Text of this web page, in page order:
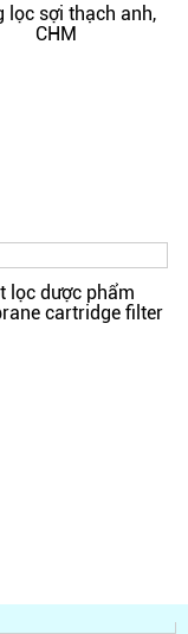
lọc sợi thạch anh,
CHM
lọc dược phẩm
cartridge filter
CRYOBANK